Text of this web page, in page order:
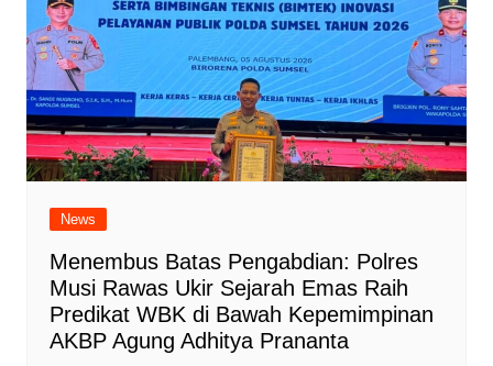
News
Menembus Batas Pengabdian: Polres
Musi Rawas Ukir Sejarah Emas Raih
Predikat WBK di Bawah Kepemimpinan
AKBP Agung Adhitya Prananta